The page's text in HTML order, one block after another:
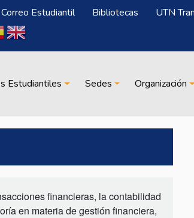
Correo Estudiantil Bibliotecas UTN
Estudiantiles Sedes Organización
financieras, la contabilidad
en materia de gestión financiera,